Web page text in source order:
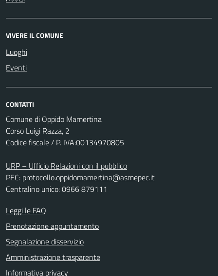
VIVERE IL COMUNE
Luoghi
Eventi
CONTATTI
Comune di Oppido Mamertina
Corso Luigi Razza, 2
Codice fiscale / P. IVA:00134970805
URP – Ufficio Relazioni con il pubblico
PEC: protocollo.oppidomamertina@asmepec.it
Centralino unico: 0966 879111
Leggi le FAQ
Prenotazione appuntamento
Segnalazione disservizio
Amministrazione trasparente
Informativa privacy